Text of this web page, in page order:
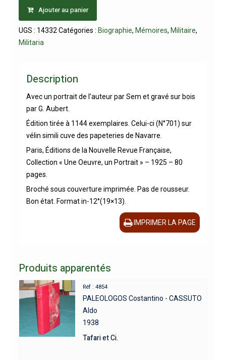
Ajouter au panier
UGS : 14332 Catégories : Biographie, Mémoires, Militaire,
Militaria
Description
Avec un portrait de l’auteur par Sem et gravé sur bois
par G. Aubert.
Édition tirée à 1144 exemplaires. Celui-ci (N°701) sur
vélin simili cuve des papeteries de Navarre.
Paris, Éditions de la Nouvelle Revue Française,
Collection « Une Oeuvre, un Portrait » – 1925 – 80
pages.
Broché sous couverture imprimée. Pas de rousseur.
Bon état. Format in-12°(19×13).
IMPRIMER LA PAGE
Produits apparentés
Réf : 4854
PALEOLOGOS Costantino - CASSUTO
Aldo
1938
Tafari et Ci.